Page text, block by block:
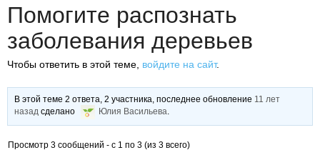
Помогите распознать
заболевания деревьев
Чтобы ответить в этой теме, войдите на сайт.
В этой теме 2 ответа, 2 участника, последнее обновление 11 лет
назад сделано Юлия Васильева.
Просмотр 3 сообщений - с 1 по 3 (из 3 всего)